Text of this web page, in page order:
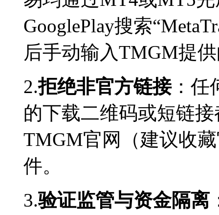
GooglePlay搜索
后手动输入TMGM提
2.拒绝非官方链接：任
的下载二维码或短链
TMGM官网（建议收
件。
3.验证监管与资金隔离